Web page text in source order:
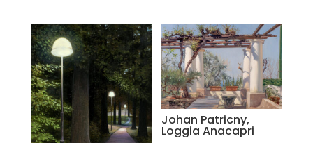
Johan Patricny,
Loggia Anacapri